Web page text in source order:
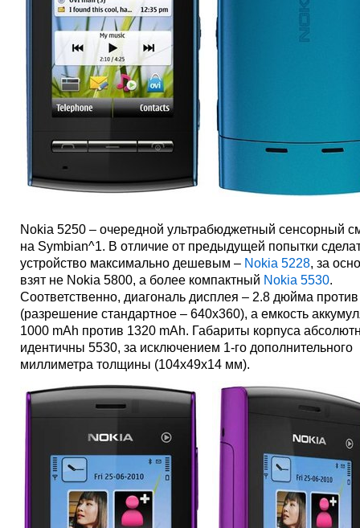
Nokia 5250 – очередной ультрабюджетный сенсорный
на Symbian^1. В отличие от предыдущей попытки
устройство максимально дешевым – Nokia 5228, за
взят не Nokia 5800, а более компактный Nokia 5530.
Соответственно, диагональ дисплея – 2.8 дюйма
(разрешение стандартное – 640х360), а емкость
1000 mAh против 1320 mAh. Габариты корпуса
идентичны 5530, за исключением 1-го дополнительного
миллиметра толщины (104x49x14 мм).